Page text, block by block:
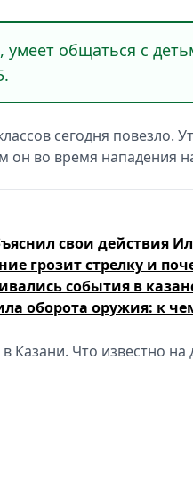
общаться с
сегодня повезло.
во время нападения
свои действия
грозит стрелку и
события в
оборота оружия: к
Казани. Что известно